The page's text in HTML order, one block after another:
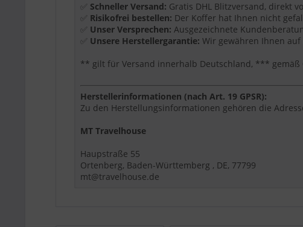
zipperless Design
360° Rollen
Größe:S+XL
Maße:55 x 37 x 23 cm
Volumen:47 L
Gewicht:4,0 kg
Polycarbonat-Hartschale
Für wen eignet sich dieser Artikel?
Dieser Artikel ist eine passende Wahl, wenn Sie nach
Modell, Größe, Farbe, Material und Funktionen sind
Schneller Versand: Gratis DHL Blitzversand, direkt
Risikofrei bestellen: Der Koffer hat Ihnen nicht
Unser Versprechen: Ausgezeichnete
Unsere Herstellergarantie: Wir gewähren Ihnen
** gilt für Versand innerhalb Deutschland, *** gemäß
Herstellerinformationen (nach Art. 19 GPSR):
Zu den Herstellungsinformationen gehören die
MT Travelhouse
Haupstraße 55
Ortenberg, Baden-Württemberg , DE, 77799
mt@travelhouse.de